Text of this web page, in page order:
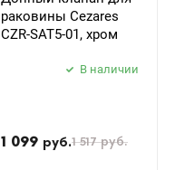
раковины Cezares
CZR-SAT5-01, хром
В наличии
1 099 руб.1 517руб.